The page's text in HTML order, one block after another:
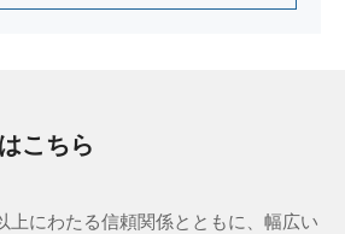
こちら
上にわたる信頼関係とともに、幅広い